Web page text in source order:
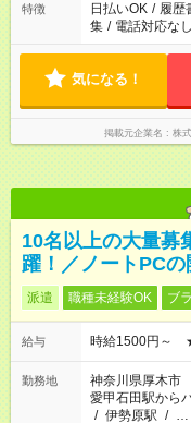
特徴 日払いOK / 履歴
集 / 電話対応なし
気になる！
掲載元企業名 株
10名以上の大量募
躍！／ノートPCの
派遣 職種未経験OK ブ
給与 時給1500円～ ★
勤務地
神奈川県厚木市
愛甲石田駅から
/ 伊勢原駅 / …